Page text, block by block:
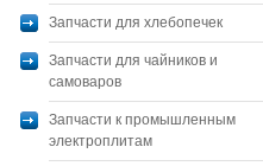
Запчасти для хлебопечек
Запчасти для чайников и
самоваров
Запчасти к промышленным
электроплитам